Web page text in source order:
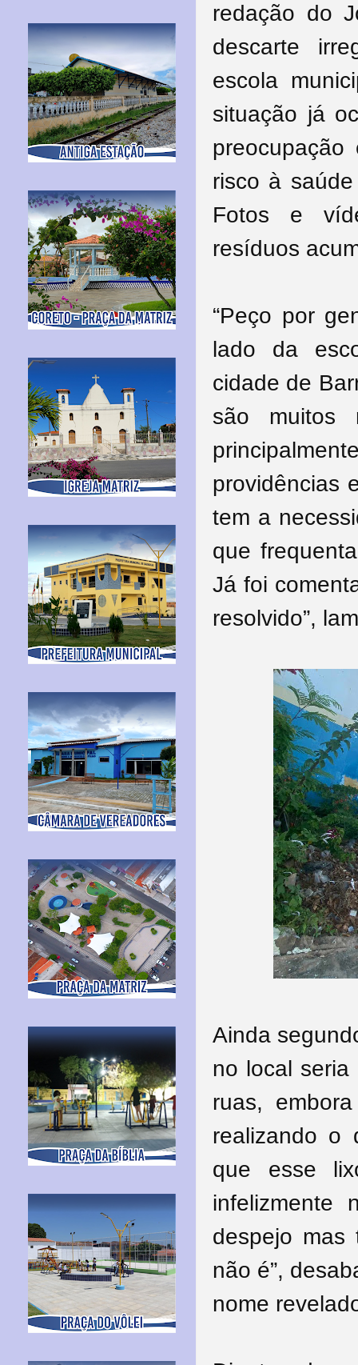
redação do
descarte
escola
situação já
preocupação
risco à
Fotos e
resíduos
“Peço por
lado da
cidade de
são muitos
providências
tem a
que
Já foi
resolvido”,
Ainda
no local seria
ruas,
realizando o
que esse
infelizmente
despejo mas
não é”,
nome